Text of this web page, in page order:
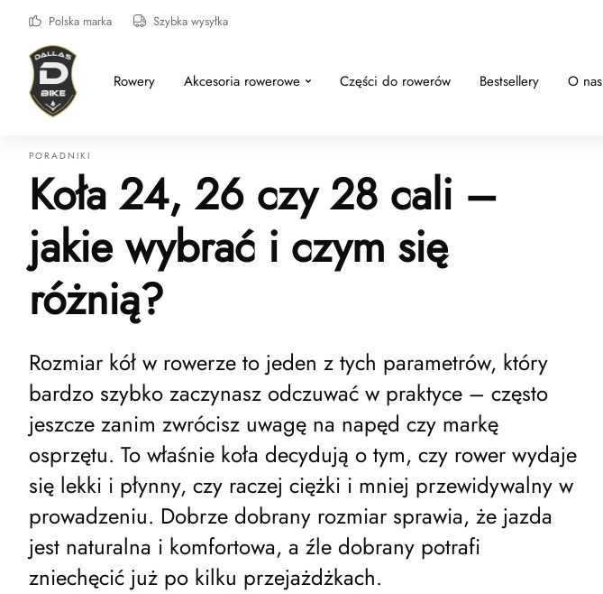
Polska marka Szybka wysyłka
Rowery Akcesoria rowerowe Części do rowerów Bestsellery O nas
PORADNIKI
Koła 24, 26 czy 28 cali –
jakie wybrać i czym się
różnią?
Rozmiar kół w rowerze to jeden z tych parametrów, który
bardzo szybko zaczynasz odczuwać w praktyce – często
jeszcze zanim zwrócisz uwagę na napęd czy markę
osprzętu. To właśnie koła decydują o tym, czy rower wydaje
się lekki i płynny, czy raczej ciężki i mniej przewidywalny w
prowadzeniu. Dobrze dobrany rozmiar sprawia, że jazda
jest naturalna i komfortowa, a źle dobrany potrafi
zniechęcić już po kilku przejażdżkach.